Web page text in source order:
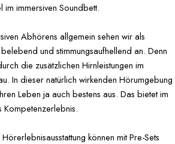
im immersiven Soundbett.
Abhörens allgemein sehen wir als
und stimmungsaufhellend an. Denn
die zusätzlichen Hirnleistungen im
In dieser natürlich wirkenden Hörumgebung
Leben ja auch bestens aus. Das bietet im
Kompetenzerlebnis.
können mit Pre-Sets